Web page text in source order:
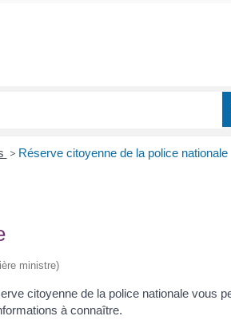
> Réserve citoyenne de la police nationale
ministre)
citoyenne de la police nationale vous
à connaître.